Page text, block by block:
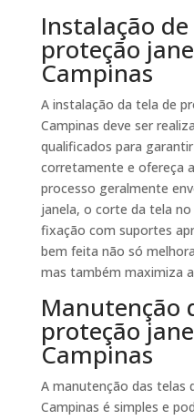
Instalação
proteção
Campinas
A instalação da tela de
Campinas deve ser
qualificados para
corretamente e ofereça
processo geralmente
janela, o corte da tela
fixação com suportes
bem feita não só
mas também maximiza
Manutenção
proteção
Campinas
A manutenção das telas
Campinas é simples e